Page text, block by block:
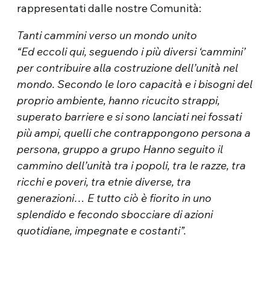
rappresentati dalle nostre Comunità:
Tanti cammini verso un mondo unito
“Ed eccoli qui, seguendo i più diversi ‘cammini’
per contribuire alla costruzione dell’unità nel
mondo. Secondo le loro capacità e i bisogni del
proprio ambiente, hanno ricucito strappi,
superato barriere e si sono lanciati nei fossati
più ampi, quelli che contrappongono persona a
persona, gruppo a grupo Hanno seguito il
cammino dell’unità tra i popoli, tra le razze, tra
ricchi e poveri, tra etnie diverse, tra
generazioni… E tutto ciò è fiorito in uno
splendido e fecondo sbocciare di azioni
quotidiane, impegnate e costanti”.